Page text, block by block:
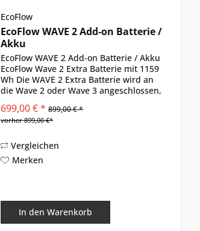
EcoFlow
EcoFlow WAVE 2 Add-on Batterie /
Akku
EcoFlow WAVE 2 Add-on Batterie / Akku
EcoFlow Wave 2 Extra Batterie mit 1159
Wh Die WAVE 2 Extra Batterie wird an
die Wave 2 oder Wave 3 angeschlossen,
können. Highlights: 1159 Wh LCM Akku
Ermöglicht...
699,00 € * 899,00 € *
vorher 899,00 €*
Vergleichen
Merken
In den Warenkorb